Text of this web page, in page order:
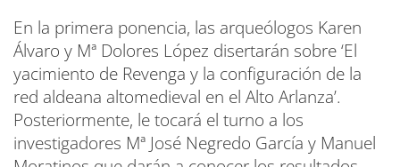
En la primera ponencia, las arqueólogos Karen
Álvaro y Mª Dolores López disertarán sobre ‘El
yacimiento de Revenga y la configuración de la
red aldeana altomedieval en el Alto Arlanza’.
Posteriormente, le tocará el turno a los
investigadores Mª José Negredo García y Manuel